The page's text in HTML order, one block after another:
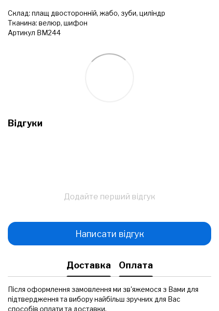
Склад: плащ двосторонній, жабо, зуби, циліндр
Тканина: велюр, шифон
Артикул ВМ244
Відгуки
Додайте перший відгук
Написати відгук
Доставка Оплата
Після оформлення замовлення ми зв'яжемося з Вами для
підтвердження та вибору найбільш зручних для Вас
способів оплати та доставки.